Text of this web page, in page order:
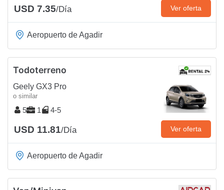
USD 7.35/Día Ver oferta
Aeropuerto de Agadir
Todoterreno
Geely GX3 Pro
o similar
5 1 4-5
USD 11.81/Día Ver oferta
Aeropuerto de Agadir